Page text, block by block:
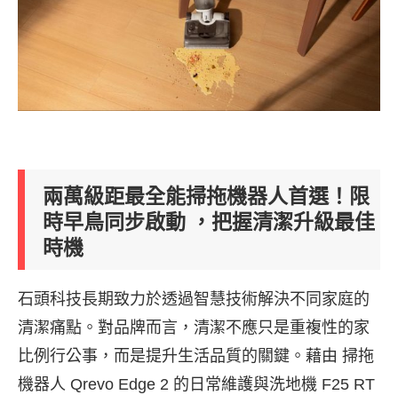
兩萬級距最全能掃拖機器人首選！限
時早鳥同步啟動 ，把握清潔升級最佳
時機
石頭科技長期致力於透過智慧技術解決不同家庭的
清潔痛點。對品牌而言，清潔不應只是重複性的家
比例行公事，而是提升生活品質的關鍵。藉由 掃拖
機器人 Qrevo Edge 2 的日常維護與洗地機 F25 RT